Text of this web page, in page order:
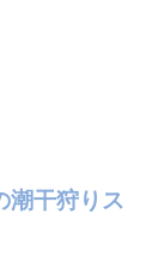
潮干狩りス